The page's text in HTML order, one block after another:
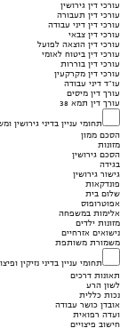
עורכי דין גירושין
עורכי דין תעבורה
עורכי דין דיני עבודה
עורכי דין צבאי
עורכי דין הוצאה לפועל
עורכי דין ביטוח לאומי
עורכי דין בוררות
עורכי דין מקרקעין
עו"ד דיני עבודה
עורך דין מיסים
עורך דין תמא 38
תחומי עניין בדיני גירושין
הסכם ממון
מזונות
הסכם גירושין
בגידה
גישור גירושין
פונדקאות
שלום בית
אפוטרופוס
אלימות במשפחה
מזונות ילדים
נישואים אזרחיים
משמורת משותפת
תחומי עניין בדיני נזיקין
תאונות דרכים
לשון הרע
נכות כללית
אובדן כושר עבודה
ועדה רפואית
חישוב פיצויים